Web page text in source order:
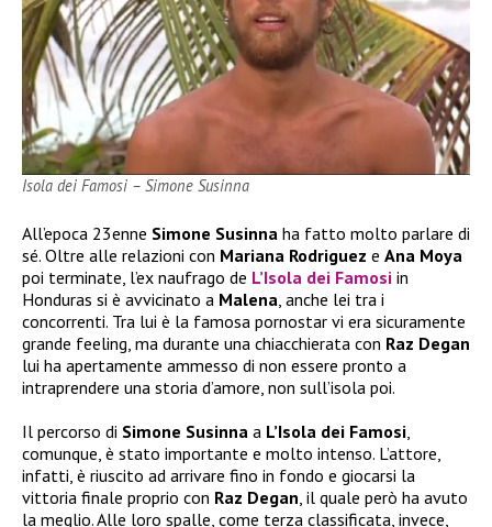
Isola dei Famosi – Simone Susinna
All’epoca 23enne Simone Susinna ha fatto molto parlare di
sé. Oltre alle relazioni con Mariana Rodriguez e Ana Moya
poi terminate, l’ex naufrago de L’Isola dei Famosi in
Honduras si è avvicinato a Malena , anche lei tra i
concorrenti. Tra lui è la famosa pornostar vi era sicuramente
grande feeling, ma durante una chiacchierata con Raz Degan
lui ha apertamente ammesso di non essere pronto a
intraprendere una storia d’amore, non sull’isola poi.
Il percorso di Simone Susinna a L’Isola dei Famosi
comunque, è stato importante e molto intenso. L’attore,
infatti, è riuscito ad arrivare fino in fondo e giocarsi la
vittoria finale proprio con Raz Degan , il quale però ha avuto
la meglio. Alle loro spalle, come terza classificata, invece,